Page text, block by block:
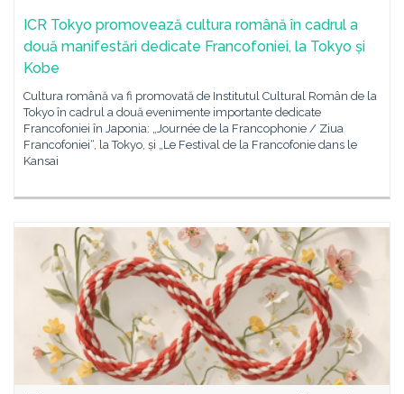
ICR Tokyo promovează cultura română în cadrul a
două manifestări dedicate Francofoniei, la Tokyo și
Kobe
Cultura română va fi promovată de Institutul Cultural Român de la
Tokyo în cadrul a două evenimente importante dedicate
Francofoniei în Japonia: „Journée de la Francophonie / Ziua
Francofoniei“, la Tokyo, și „Le Festival de la Francofonie dans le
Kansai